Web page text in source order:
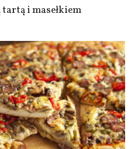
tartą i masełkiem